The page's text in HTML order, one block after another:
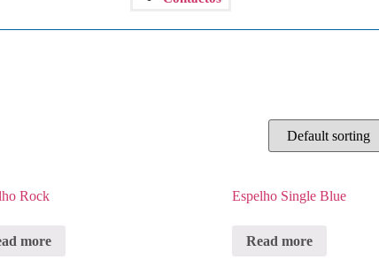
Rock
more
Espelho Single Blue
Read more